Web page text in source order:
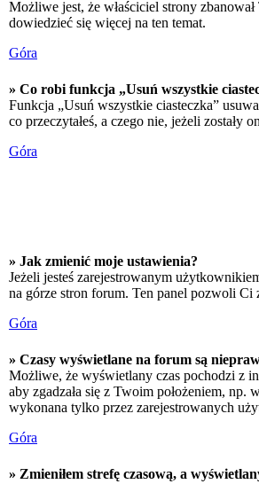
Możliwe jest, że właściciel strony
dowiedzieć się więcej na ten temat.
Góra
» Co robi funkcja „Usuń wszystkie
Funkcja „Usuń wszystkie ciasteczka”
co przeczytałeś, a czego nie, jeżeli zostały
Góra
» Jak zmienić moje ustawienia?
Jeżeli jesteś zarejestrowanym
na górze stron forum. Ten panel pozwoli Ci
Góra
» Czasy wyświetlane na forum są
Możliwe, że wyświetlany czas pochodzi z
aby zgadzała się z Twoim położeniem,
wykonana tylko przez zarejestrowanych
Góra
» Zmieniłem strefę czasową, a